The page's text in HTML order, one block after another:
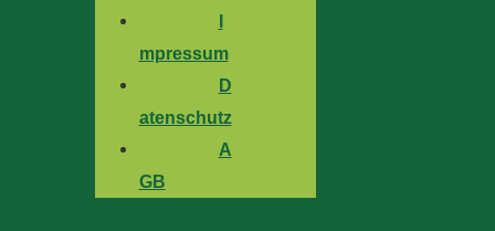
mpressum
D
atenschutz
A
GB